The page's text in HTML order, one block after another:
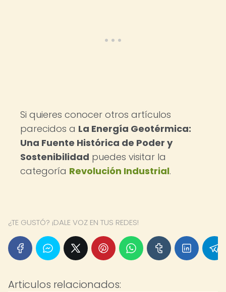
Si quieres conocer otros artículos
parecidos a La Energía Geotérmica:
Una Fuente Histórica de Poder y
Sostenibilidad puedes visitar la
categoría Revolución Industrial.
¿TE GUSTÓ? ¡DALE VOZ EN TUS REDES!
Articulos relacionados: